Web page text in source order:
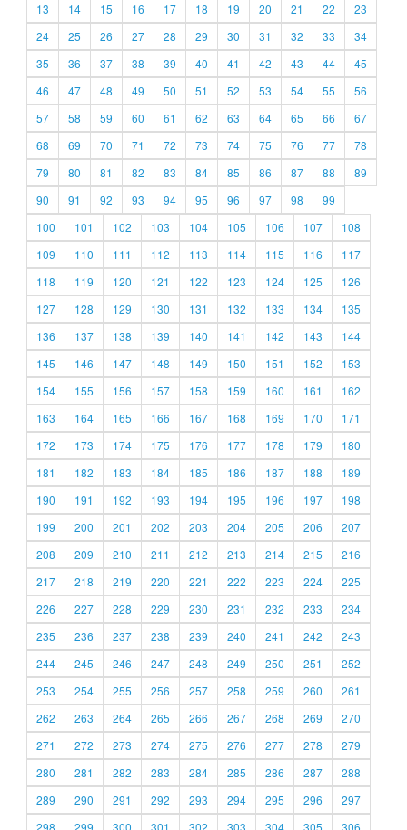
13
14 15 16 17 18 19 20 21 22
23
24
25 26 27 28 29 30 31 32 33
34
35
36 37 38 39 40 41 42 43 44
45
46
47 48 49 50 51 52 53 54 55
56
57
58 59 60 61 62 63 64 65 66
67
68
69 70 71 72 73 74 75 76 77
78
79
80 81 82 83 84 85 86 87 88
89
90
91 92 93 94 95 96 97 98
99
100
101 102 103 104 105 106 107
108
109
110 111 112 113 114 115 116
117
118
119 120 121 122 123 124 125
126
127
128 129 130 131 132 133 134
135
136
137 138 139 140 141 142 143
144
145
146 147 148 149 150 151 152
153
154
155 156 157 158 159 160 161
162
163
164 165 166 167 168 169 170
171
172
173 174 175 176 177 178 179
180
181
182 183 184 185 186 187 188
189
190
191 192 193 194 195 196 197
198
199
200 201 202 203 204 205 206
207
208
209 210 211 212 213 214 215
216
217
218 219 220 221 222 223 224
225
226
227 228 229 230 231 232 233
234
235
236 237 238 239 240 241 242
243
244
245 246 247 248 249 250 251
252
253
254 255 256 257 258 259 260
261
262
263 264 265 266 267 268 269
270
271
272 273 274 275 276 277 278
279
280
281 282 283 284 285 286 287
288
289
290 291 292 293 294 295 296
297
298
299 300 301 302 303 304 305 306